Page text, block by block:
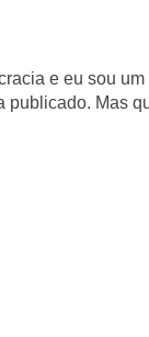
e eu sou
publicado. Mas